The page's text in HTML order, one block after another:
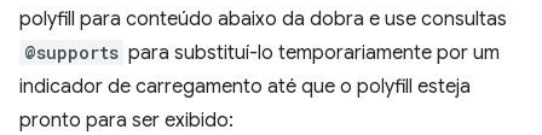
polyfill para conteúdo abaixo da dobra e use consultas
@supports para substituí-lo temporariamente por um
indicador de carregamento até que o polyfill esteja
pronto para ser exibido: